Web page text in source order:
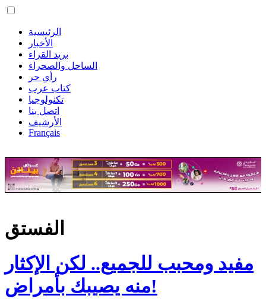
الرئيسية
الأخبار
بريد القراء
الساحل والصحراء
رأي حر
كتاب عرب
تكنولوجيا
اتصل بنا
الأرشيف
Français
الفستق
مفيد ومحبب للجميع.. لكن الإكثار
منه يصيبك بأمراض!